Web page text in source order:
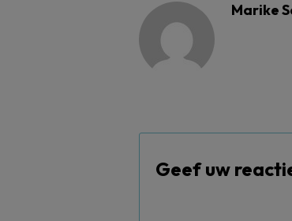
Marike
Geef uw